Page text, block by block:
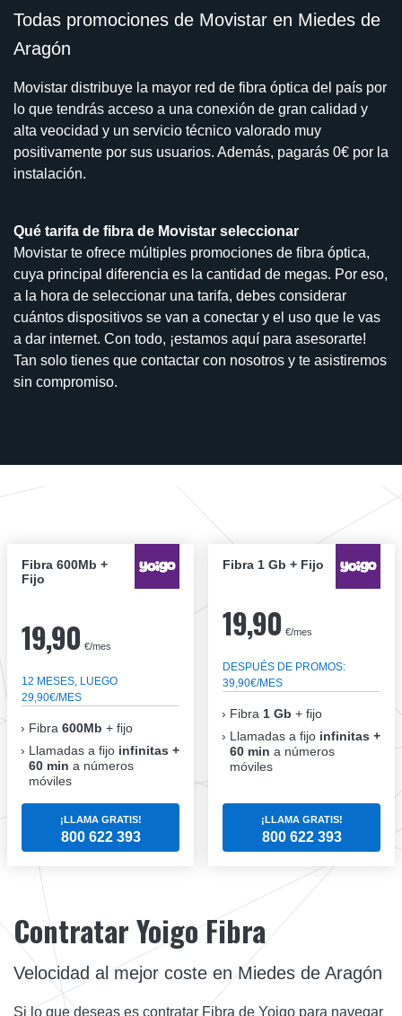
Todas promociones de Movistar en Miedes de
Aragón
Movistar distribuye la mayor red de fibra óptica del país por
lo que tendrás acceso a una conexión de gran calidad y
alta veocidad y un servicio técnico valorado muy
positivamente por sus usuarios. Además, pagarás 0€ por la
instalación.
Qué tarifa de fibra de Movistar seleccionar
Movistar te ofrece múltiples promociones de fibra óptica,
cuya principal diferencia es la cantidad de megas. Por eso,
a la hora de seleccionar una tarifa, debes considerar
cuántos dispositivos se van a conectar y el uso que le vas
a dar internet. Con todo, ¡estamos aquí para asesorarte!
Tan solo tienes que contactar con nosotros y te asistiremos
sin compromiso.
Fibra 600Mb +
Fijo
19,90 €/mes
12 MESES, LUEGO
29,90€/MES
Fibra 600Mb + fijo
Llamadas a fijo infinitas +
60 min a números
móviles
¡LLAMA GRATIS!
800 622 393
Fibra 1 Gb + Fijo
19,90 €/mes
DESPUÉS DE PROMOS:
39,90€/MES
Fibra 1 Gb + fijo
Llamadas a fijo infinitas +
60 min a números
móviles
¡LLAMA GRATIS!
800 622 393
Contratar Yoigo Fibra
Velocidad al mejor coste en Miedes de Aragón
Si lo que deseas es contratar Fibra de Yoigo para navegar